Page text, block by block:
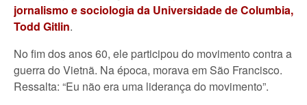
jornalismo e sociologia da Universidade de Columbia,
Todd Gitlin.
No fim dos anos 60, ele participou do movimento contra a
guerra do Vietnã. Na época, morava em São Francisco.
Ressalta: “Eu não era uma liderança do movimento”.